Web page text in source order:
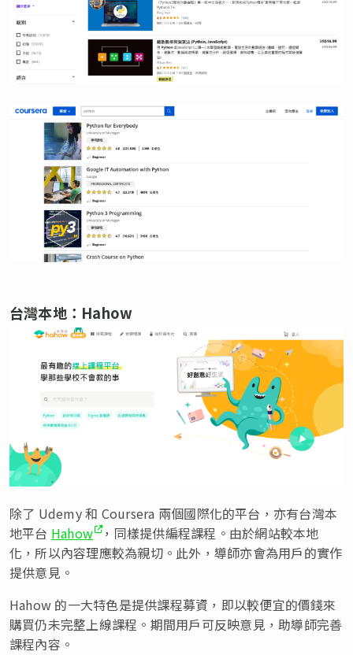
台灣本地：Hahow
除了 Udemy 和 Coursera 兩個國際化的平台，亦有台灣本
地平台 Hahow ，同樣提供編程課程。由於網站較本地
化，所以內容理應較為親切。此外，導師亦會為用戶的實作
提供意見。
Hahow 的一大特色是提供課程募資，即以較便宜的價錢來
購買仍未完整上線課程。期間用戶可反映意見，助導師完善
課程內容。